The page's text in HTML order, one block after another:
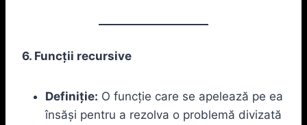
6. Funcții recursive
Definiție: O funcție care se apelează pe ea
însăși pentru a rezolva o problemă divizată